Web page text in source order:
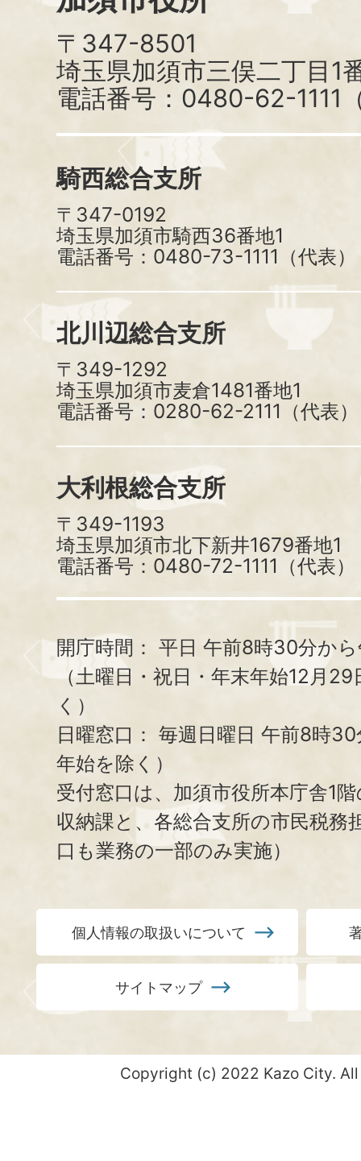
〒347-8501
埼玉県加須市三俣二丁目1
電話番号：0480-62-1111
騎西総合支所
〒347-0192
埼玉県加須市騎西36番地1
電話番号：0480-73-1111（代表）
北川辺総合支所
〒349-1292
埼玉県加須市麦倉1481番地1
電話番号：0280-62-2111（代表）
大利根総合支所
〒349-1193
埼玉県加須市北下新井1679番地1
電話番号：0480-72-1111（代表）
開庁時間： 平日 午前8時30分か
（土曜日・祝日・年末年始12月
く）
日曜窓口： 毎週日曜日 午前8時
年始を除く）
受付窓口は、加須市役所本庁舎1
収納課と、 各総合支所の市民税務
口も業務の一部のみ実施）
個人情報の取扱いについて
サイトマップ
Copyright (c) 2022 Kazo City.